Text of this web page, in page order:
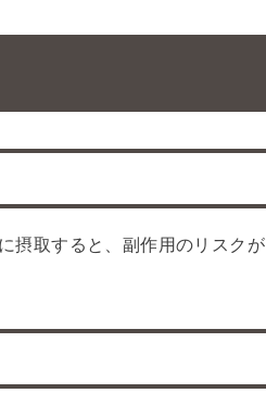
摂取すると、副作用のリスクが